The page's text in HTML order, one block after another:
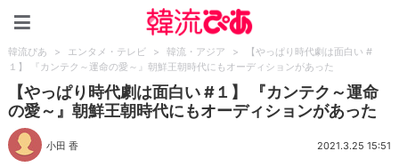
韓流ぴあ > エンタメ・テレビ > 韓流・アジア >
【やっぱり時代劇は面白い #
１】 『カンテク～運命の愛～』朝鮮王朝時代にもオーディションがあった
【やっぱり時代劇は面白い #１】 『カンテク～運命
の愛～』朝鮮王朝時代にもオーディションがあった
小田 香 2021.3.25 15:51